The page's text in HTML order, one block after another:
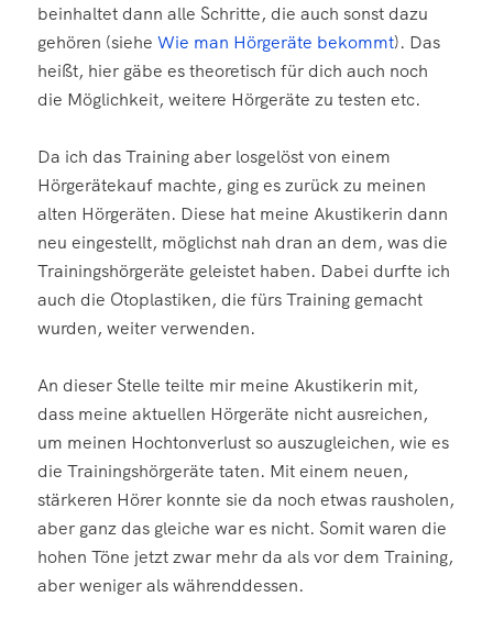
beinhaltet dann alle Schritte, die auch sonst dazu
gehören (sieheWie man Hörgeräte bekommt). Das
heißt, hier gäbe es theoretisch für dich auch noch
die Möglichkeit, weitere Hörgeräte zu testen etc.
Da ich das Training aber losgelöst von einem
Hörgerätekauf machte, ging es zurück zu meinen
alten Hörgeräten. Diese hat meine Akustikerin dann
neu eingestellt, möglichst nah dran an dem, was die
Trainingshörgeräte geleistet haben. Dabei durfte ich
auch die Otoplastiken, die fürs Training gemacht
wurden, weiter verwenden.
An dieser Stelle teilte mir meine Akustikerin mit,
dass meine aktuellen Hörgeräte nicht ausreichen,
um meinen Hochtonverlust so auszugleichen, wie es
die Trainingshörgeräte taten. Mit einem neuen,
stärkeren Hörer konnte sie da noch etwas rausholen,
aber ganz das gleiche war es nicht. Somit waren die
hohen Töne jetzt zwar mehr da als vor dem Training,
aber weniger als währenddessen.